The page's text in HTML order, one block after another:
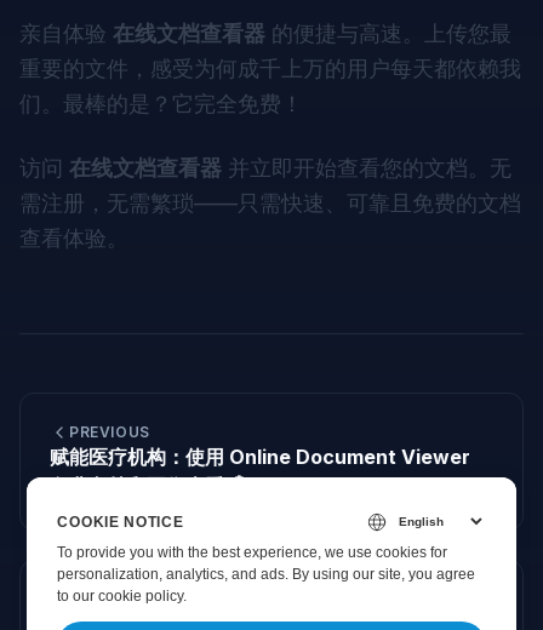
亲自体验 在线文档查看器 的便捷与高速。上传您最
重要的文件，感受为何成千上万的用户每天都依赖我
们。最棒的是？它完全免费！
访问 在线文档查看器 并立即开始查看您的文档。无
需注册，无需繁琐——只需快速、可靠且免费的文档
查看体验。
PREVIOUS
赋能医疗机构：使用 Online Document Viewer
在 OnlineDocumentViewer.com 上体验
COOKIE NOTICE
To provide you with the best experience, we use cookies for
personalization, analytics, and ads. By using our site, you agree
toour cookie policy.